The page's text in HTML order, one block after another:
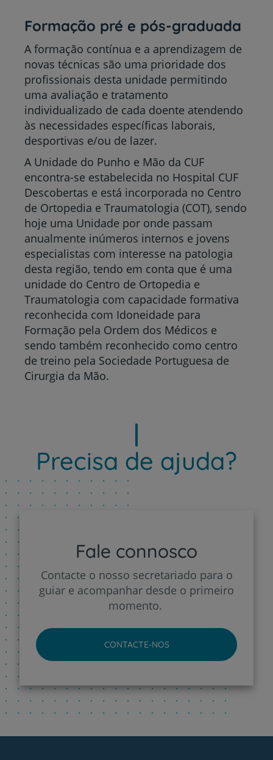
Formação pré e pós-graduada
A formação contínua e a aprendizagem de
novas técnicas são uma prioridade dos
profissionais desta unidade permitindo
uma avaliação e tratamento
individualizado de cada doente atendendo
às necessidades específicas laborais,
desportivas e/ou de lazer.
A Unidade do Punho e Mão da CUF
encontra-se estabelecida no Hospital CUF
Descobertas e está incorporada no Centro
de Ortopedia e Traumatologia (COT), sendo
hoje uma Unidade por onde passam
anualmente inúmeros internos e jovens
especialistas com interesse na patologia
desta região, tendo em conta que é uma
unidade do Centro de Ortopedia e
Traumatologia com capacidade formativa
reconhecida com Idoneidade para
Formação pela Ordem dos Médicos e
sendo também reconhecido como centro
de treino pela Sociedade Portuguesa de
Cirurgia da Mão.
Precisa de ajuda?
Fale connosco
Contacte o nosso secretariado para o
guiar e acompanhar desde o primeiro
momento.
CONTACTE-NOS